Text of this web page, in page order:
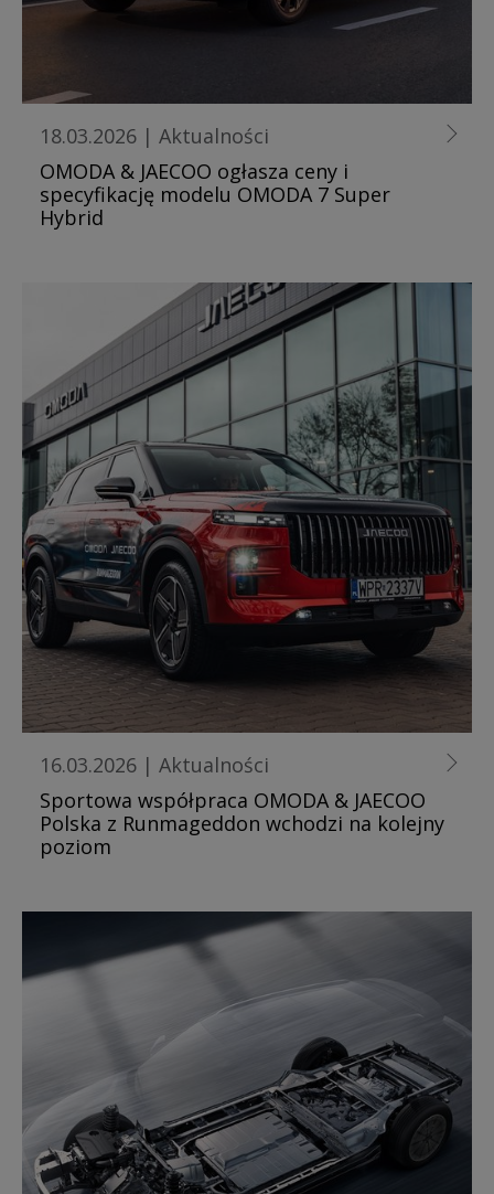
18.03.2026 | Aktualności
OMODA & JAECOO ogłasza ceny i
specyfikację modelu OMODA 7 Super
Hybrid
16.03.2026 | Aktualności
Sportowa współpraca OMODA & JAECOO
Polska z Runmageddon wchodzi na kolejny
poziom